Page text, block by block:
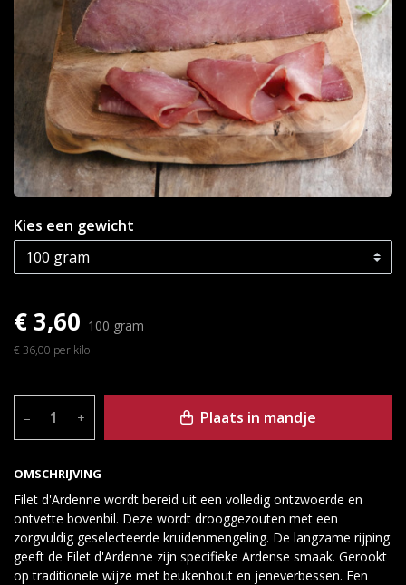
OMSCHRIJVING
Filet d'Ardenne wordt bereid uit een volledig ontzwoerde en
ontvette bovenbil. Deze wordt drooggezouten met een
zorgvuldig geselecteerde kruidenmengeling. De langzame rijping
geeft de Filet d'Ardenne zijn specifieke Ardense smaak. Gerookt
op traditionele wijze met beukenhout en jeneverbessen. Een
Kies een gewicht
€ 3,60 100 gram
€ 36,00 per kilo
– + Plaats in mandje